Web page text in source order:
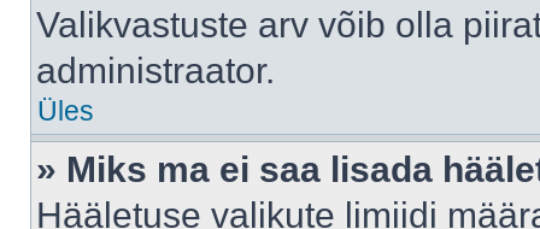
Valikvastuste arv võib olla
administraator.
Üles
» Miks ma ei saa lisada
Hääletuse valikute limiidi